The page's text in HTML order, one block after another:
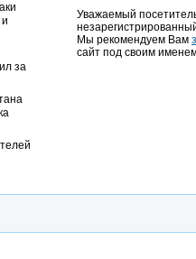
Уважаемый
Мы рекомендуем Вам
сайт под своим
за